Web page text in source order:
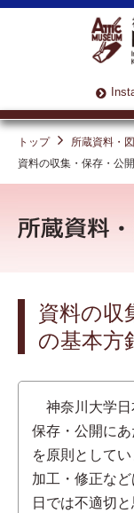
トップ
所蔵資料・
資料の収集・保存・公
資料の収
の基本方
神奈川大学日
保存・公開に
を原則として
加工・修正な
日では不適切